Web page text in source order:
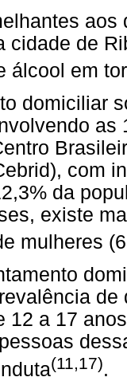
cidade de
álcool em
domiciliar
com
da
existe
mulheres
12 a 17
(11,17).